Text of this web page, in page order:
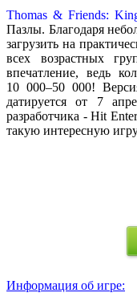
Thomas & Friends:
Пазлы. Благодаря
загрузить на
всех возрастных
впечатление, ведь
10 000–50 000!
датируется от 7
разработчика - Hit
такую интересную
Информация об игре: